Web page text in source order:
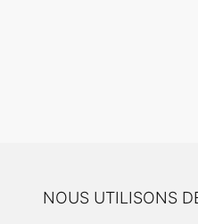
NOUS UTILISONS